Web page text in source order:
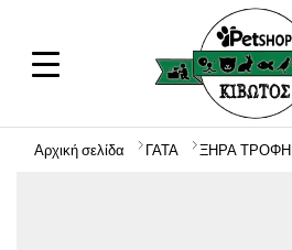
Αρχική σελίδα ΓΑΤΑ ΞΗΡΑ ΤΡΟΦΗ